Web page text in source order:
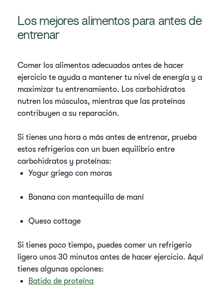
Los mejores alimentos para antes de
entrenar
Comer los alimentos adecuados antes de hacer
ejercicio te ayuda a mantener tu nivel de energía y a
maximizar tu entrenamiento. Los carbohidratos
nutren los músculos, mientras que las proteínas
contribuyen a su reparación.
Si tienes una hora o más antes de entrenar, prueba
estos refrigerios con un buen equilibrio entre
carbohidratos y proteínas:
Yogur griego con moras
Banana con mantequilla de maní
Queso cottage
Si tienes poco tiempo, puedes comer un refrigerio
ligero unos 30 minutos antes de hacer ejercicio. Aquí
tienes algunas opciones:
Batido de proteína